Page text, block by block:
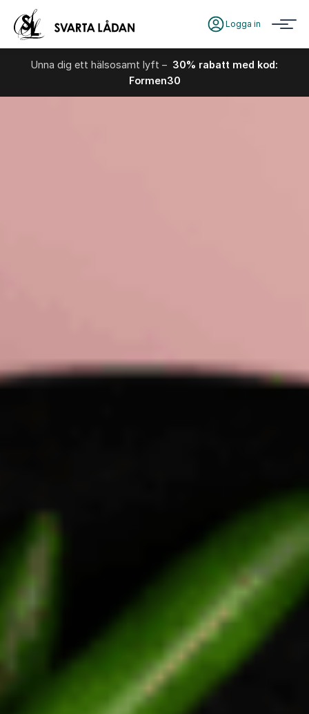
Logga in
Unna dig ett hälsosamt lyft – 30% rabatt med kod:
Formen30